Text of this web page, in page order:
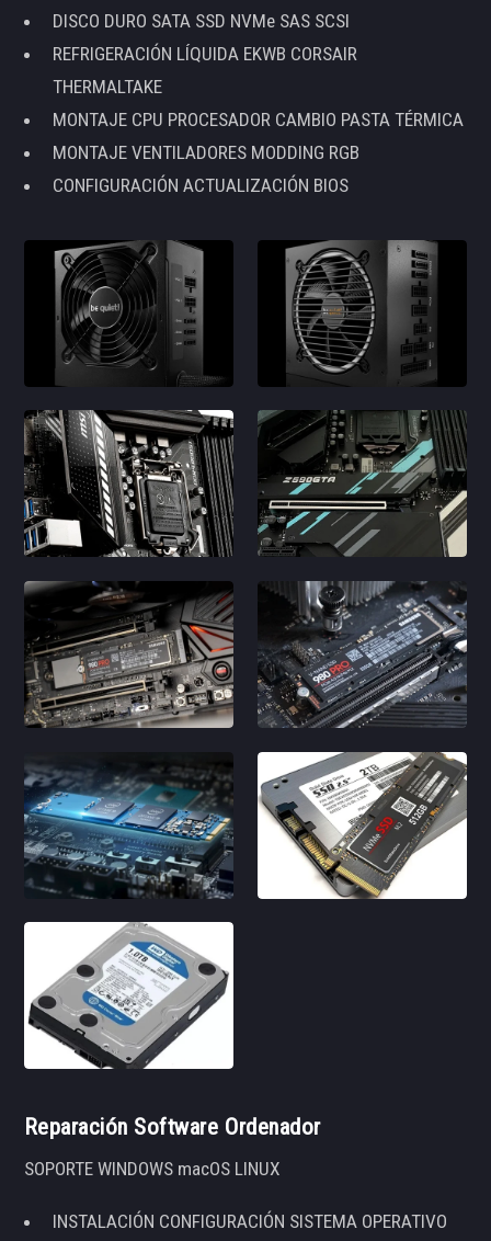
DISCO DURO SATA SSD NVMe SAS SCSI
REFRIGERACIÓN LÍQUIDA EKWB CORSAIR
THERMALTAKE
MONTAJE CPU PROCESADOR CAMBIO PASTA TÉRMICA
MONTAJE VENTILADORES MODDING RGB
CONFIGURACIÓN ACTUALIZACIÓN BIOS
Reparación Software Ordenador
SOPORTE WINDOWS macOS LINUX
INSTALACIÓN CONFIGURACIÓN SISTEMA OPERATIVO